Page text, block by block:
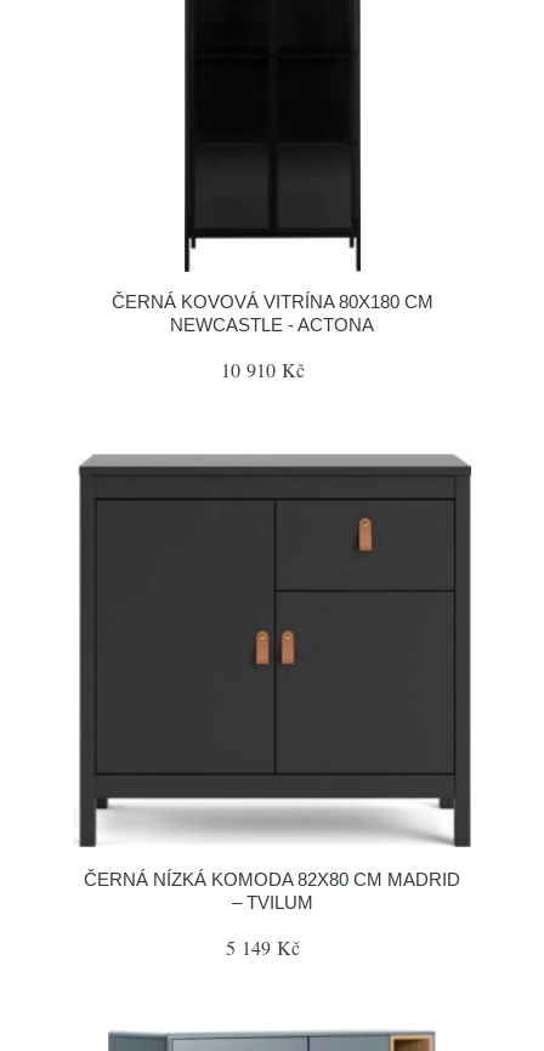
ČERNÁ KOVOVÁ VITRÍNA 80X180 CM
NEWCASTLE - ACTONA
10 910 Kč
ČERNÁ NÍZKÁ KOMODA 82X80 CM MADRID
– TVILUM
5 149 Kč